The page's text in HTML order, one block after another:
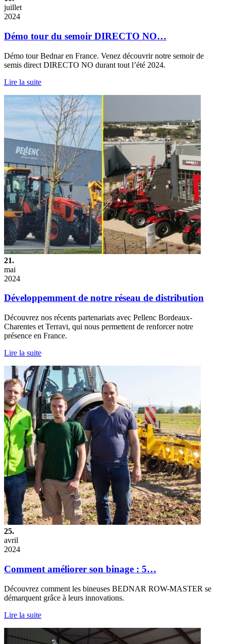
juillet
2024
Démo tour du semoir DIRECTO NO…
Démo tour Bednar en France. Venez découvrir notre semoir de
semis direct DIRECTO NO durant tout l’été 2024.
Lire la suite
21.
mai
2024
Développemment de notre réseau de distribution
Découvrez nos récents partenariats avec Pellenc Bordeaux-
Charentes et Terravi, qui nous permettent de renforcer notre
présence en France.
Lire la suite
25.
avril
2024
Comment améliorer son binage : 5…
Découvrez comment les bineuses BEDNAR ROW-MASTER se
démarquent grâce à leurs innovations.
Lire la suite